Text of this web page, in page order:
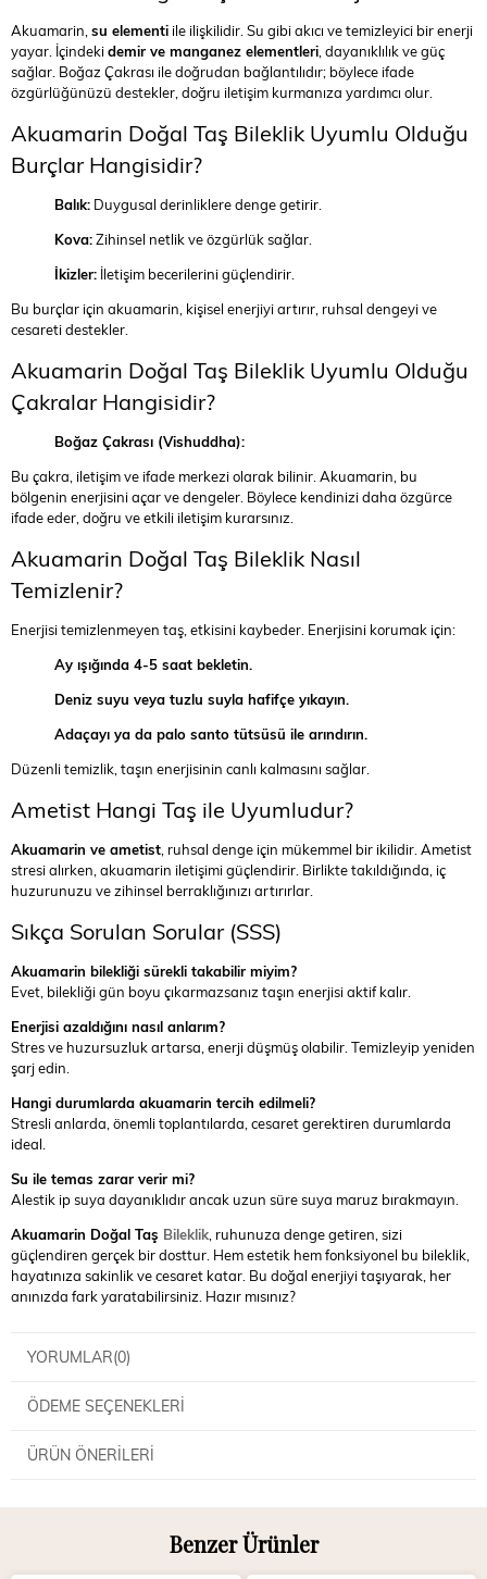
Akuamarin,su elementi ile ilişkilidir. Su gibi akıcı ve temizleyici bir enerji
yayar. İçindekidemir ve manganez elementleri, dayanıklılık ve güç
sağlar. Boğaz Çakrası ile doğrudan bağlantılıdır; böylece ifade
özgürlüğünüzü destekler, doğru iletişim kurmanıza yardımcı olur.
Akuamarin Doğal Taş Bileklik Uyumlu Olduğu
Burçlar Hangisidir?
Balık: Duygusal derinliklere denge getirir.
Kova:Zihinsel netlik ve özgürlük sağlar.
İkizler: İletişim becerilerini güçlendirir.
Bu burçlar için akuamarin, kişisel enerjiyi artırır, ruhsal dengeyi ve
cesareti destekler.
Akuamarin Doğal Taş Bileklik Uyumlu Olduğu
Çakralar Hangisidir?
Boğaz Çakrası (Vishuddha):
Bu çakra, iletişim ve ifade merkezi olarak bilinir. Akuamarin, bu
bölgenin enerjisini açar ve dengeler. Böylece kendinizi daha özgürce
ifade eder, doğru ve etkili iletişim kurarsınız.
Akuamarin Doğal Taş Bileklik Nasıl
Temizlenir?
Enerjisi temizlenmeyen taş, etkisini kaybeder. Enerjisini korumak için:
Ay ışığında 4-5 saat bekletin.
Deniz suyu veya tuzlu suyla hafifçe yıkayın.
Adaçayı ya da palo santo tütsüsü ile arındırın.
Düzenli temizlik, taşın enerjisinin canlı kalmasını sağlar.
Ametist Hangi Taş ile Uyumludur?
Akuamarin ve ametist, ruhsal denge için mükemmel bir ikilidir. Ametist
stresi alırken, akuamarin iletişimi güçlendirir. Birlikte takıldığında, iç
huzurunuzu ve zihinsel berraklığınızı artırırlar.
Sıkça Sorulan Sorular (SSS)
Akuamarin bilekliği sürekli takabilir miyim?
Evet, bilekliği gün boyu çıkarmazsanız taşın enerjisi aktif kalır.
Enerjisi azaldığını nasıl anlarım?
Stres ve huzursuzluk artarsa, enerji düşmüş olabilir. Temizleyip yeniden
şarj edin.
Hangi durumlarda akuamarin tercih edilmeli?
Stresli anlarda, önemli toplantılarda, cesaret gerektiren durumlarda
ideal.
Su ile temas zarar verir mi?
Alestik ip suya dayanıklıdır ancak uzun süre suya maruz bırakmayın.
Akuamarin Doğal Taş Bileklik, ruhunuza denge getiren, sizi
güçlendiren gerçek bir dosttur. Hem estetik hem fonksiyonel bu bileklik,
hayatınıza sakinlik ve cesaret katar. Bu doğal enerjiyi taşıyarak, her
anınızda fark yaratabilirsiniz. Hazır mısınız?
YORUMLAR(0)
ÖDEME SEÇENEKLERI
ÜRÜN ÖNERILERI
Benzer Ürünler